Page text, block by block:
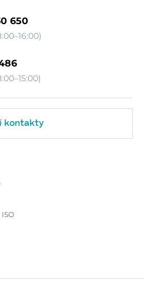
650
kontakty